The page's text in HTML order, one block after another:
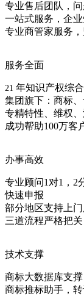
专业售后团队，
一站式服务，企
专业商管家服务
服务全面
21 年知识产权综
集团旗下：商标
专精特性、维权
成功帮助100万客
办事高效
专业顾问1对1，2
快速申报
部分地区支持上
三道流程严格把关
技术支撑
商标大数据库支
商标推标助手，